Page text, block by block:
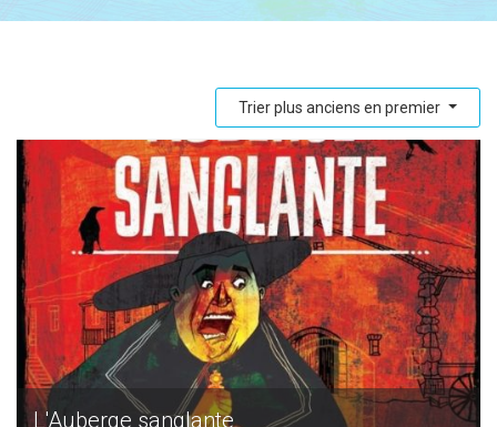
Trier plus anciens en premier
L'Auberge sanglante